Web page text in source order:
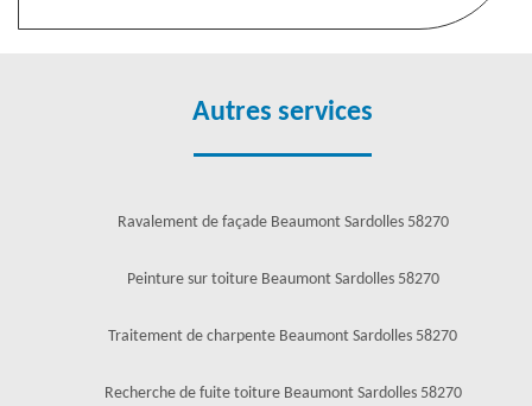
Autres services
Ravalement de façade Beaumont Sardolles 58270
Peinture sur toiture Beaumont Sardolles 58270
Traitement de charpente Beaumont Sardolles 58270
Recherche de fuite toiture Beaumont Sardolles 58270